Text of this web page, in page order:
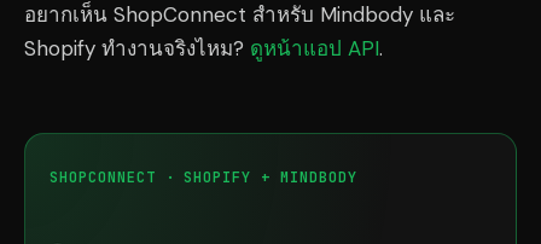
อยากเห็น ShopConnect สำหรับ Mindbody และ
Shopify ทำงานจริงไหม? ดูหน้าแอป API.
SHOPCONNECT · SHOPIFY + MINDBODY